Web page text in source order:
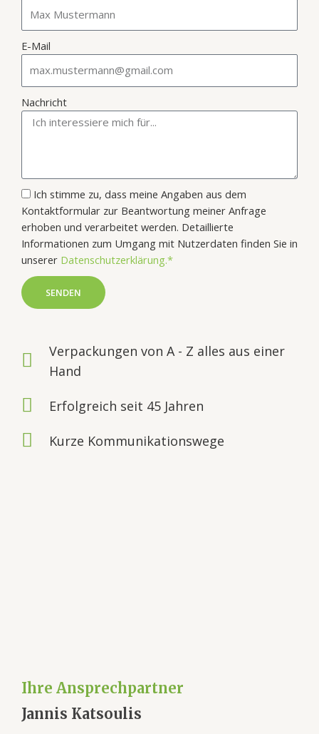
E-Mail
Nachricht
Ich stimme zu, dass meine Angaben aus dem
Kontaktformular zur Beantwortung meiner Anfrage
erhoben und verarbeitet werden. Detaillierte
Informationen zum Umgang mit Nutzerdaten finden Sie in
unserer Datenschutzerklärung.*
SENDEN
Verpackungen von A - Z alles aus einer
Hand
Erfolgreich seit 45 Jahren
Kurze Kommunikationswege
Ihre Ansprechpartner
Jannis Katsoulis